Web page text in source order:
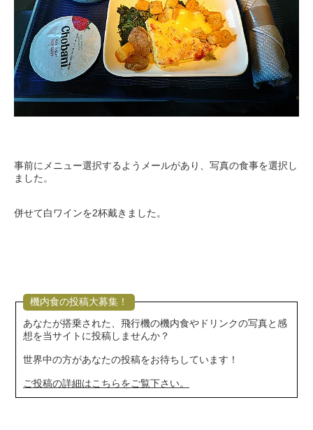
事前にメニュー選択するようメールがあり、写真の食事を選択し
ました。
併せて白ワインを2杯戴きました。
機内食の投稿大募集！
あなたが搭乗された、飛行機の機内食やドリンクの写真と感
想を当サイトに投稿しませんか？
世界中の方があなたの投稿をお待ちしています！
ご投稿の詳細はこちらをご覧下さい。